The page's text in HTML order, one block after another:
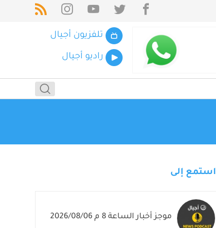
تلفزيون أجيال
راديو أجيال
استمع إلى
موجز أخبار الساعة 8 م 2026/08/06